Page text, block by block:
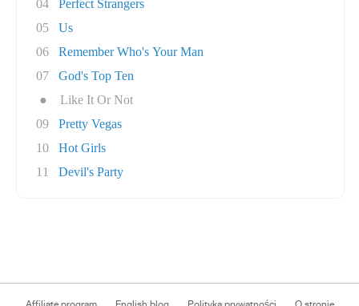
04
Perfect Strangers
05
Us
06
Remember Who's Your Man
07
God's Top Ten
●
Like It Or Not
09
Pretty Vegas
10
Hot Girls
11
Devil's Party